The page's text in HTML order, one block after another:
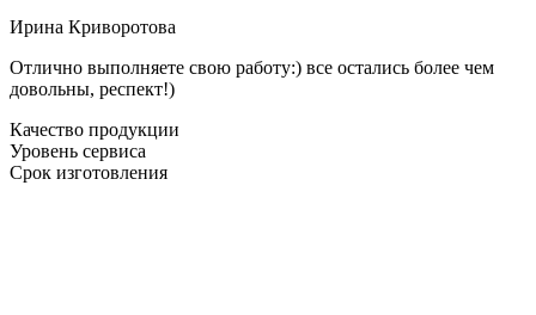
Ирина Криворотова
Отлично выполняете свою работу:) все остались более чем
довольны, респект!)
Качество продукции
Уровень сервиса
Срок изготовления